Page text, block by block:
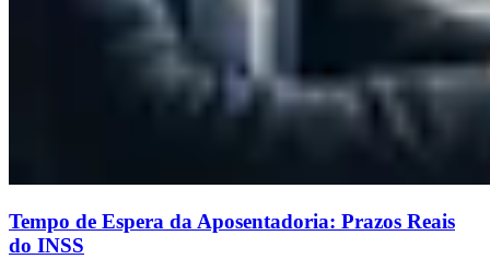
Tempo de Espera da Aposentadoria: Prazos Reais
do INSS